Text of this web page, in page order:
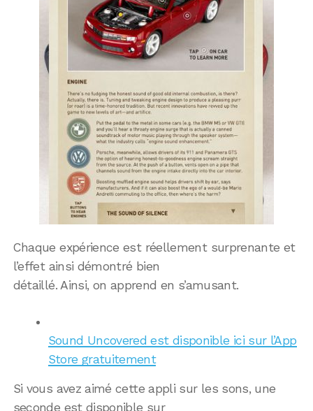
Chaque expérience est réellement surprenante et
l’effet ainsi démontré bien
détaillé. Ainsi, on apprend en s’amusant.
Sound Uncovered est disponible ici sur l’App
Store gratuitement
Si vous avez aimé cette appli sur les sons, une
seconde est disponible sur